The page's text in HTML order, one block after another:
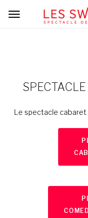
Le spectacle cabaret